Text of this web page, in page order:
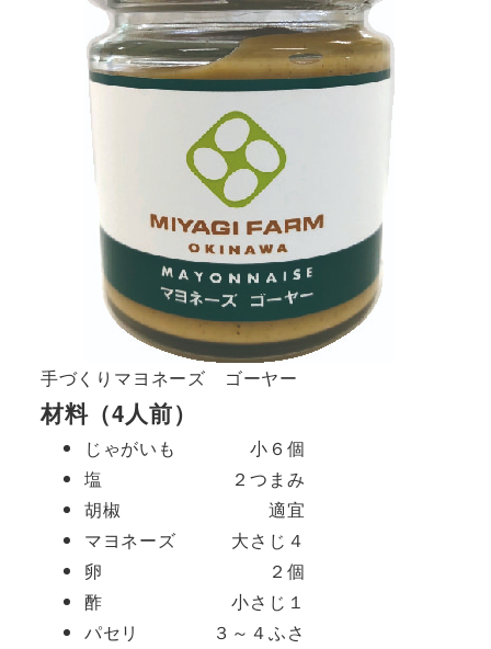
手づくりマヨネーズ ゴーヤー
材料（4人前）
じゃがいも 小６個
塩 ２つまみ
胡椒 適宜
マヨネーズ 大さじ４
卵 ２個
酢 小さじ１
パセリ ３～４ふさ